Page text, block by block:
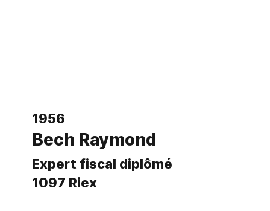
Bech Raymond
Expert fiscal diplômé
1097 Riex
1956